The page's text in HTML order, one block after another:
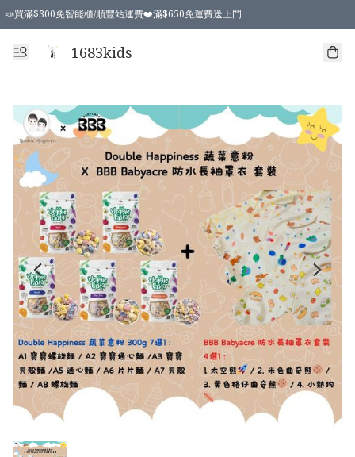
📣買滿$300免智能櫃/順豐站運費❤️滿$650免運費送上門
📣買滿$300免智能櫃/順豐站運費❤️滿$650免運費送上門
1683kids